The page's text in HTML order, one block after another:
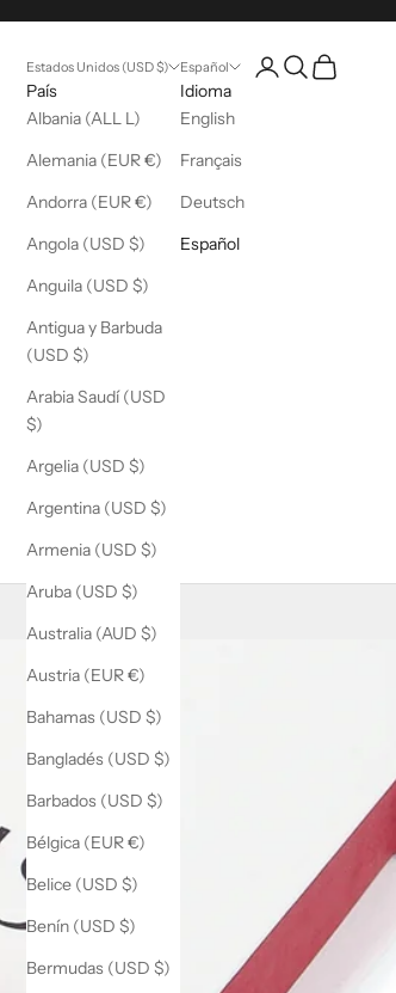
Estados Unidos (USD $)
País
Albania (ALL L)
Alemania (EUR €)
Andorra (EUR €)
Angola (USD $)
Anguila (USD $)
Antigua y Barbuda
(USD $)
Arabia Saudí (USD
$)
Argelia (USD $)
Argentina (USD $)
Armenia (USD $)
Aruba (USD $)
Australia (AUD $)
Austria (EUR €)
Bahamas (USD $)
Bangladés (USD $)
Barbados (USD $)
Bélgica (EUR €)
Belice (USD $)
Benín (USD $)
Bermudas (USD $)
Español
Idioma
English
Français
Deutsch
Español
Abrir página de la
Abrir búsqueda
Abrir cesta